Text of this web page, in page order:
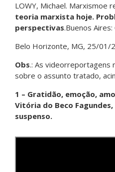
LOWY, Michael. Marxismoe
teoria marxista hoje.
perspectivas.Buenos Aires:
Belo Horizonte, MG, 25/01/
Obs.: As videorreportagens
sobre o assunto tratado,
1 – Gratidão, emoção,
Vitória do Beco
suspenso.